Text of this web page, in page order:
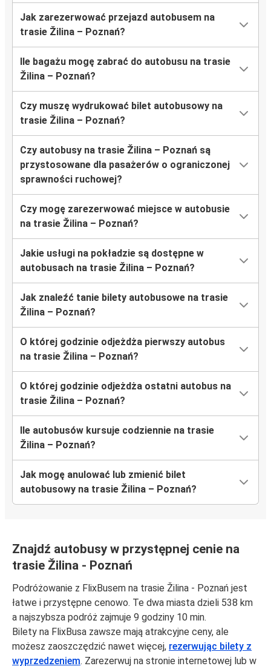
Jak zarezerwować przejazd autobusem na
trasie Žilina – Poznań?
Ile bagażu mogę zabrać do autobusu na trasie
Žilina – Poznań?
Czy muszę wydrukować bilet autobusowy na
trasie Žilina – Poznań?
Czy autobusy na trasie Žilina – Poznań są
przystosowane dla pasażerów o ograniczonej
sprawności ruchowej?
Czy mogę zarezerwować miejsce w autobusie
na trasie Žilina – Poznań?
Jakie usługi na pokładzie są dostępne w
autobusach na trasie Žilina – Poznań?
Jak znaleźć tanie bilety autobusowe na trasie
Žilina – Poznań?
O której godzinie odjeżdża pierwszy autobus
na trasie Žilina – Poznań?
O której godzinie odjeżdża ostatni autobus na
trasie Žilina – Poznań?
Ile autobusów kursuje codziennie na trasie
Žilina – Poznań?
Jak mogę anulować lub zmienić bilet
autobusowy na trasie Žilina – Poznań?
Znajdź autobusy w przystępnej cenie na
trasie Žilina - Poznań
Podróżowanie z FlixBusem na trasie Žilina - Poznań jest
łatwe i przystępne cenowo. Te dwa miasta dzieli 538 km
a najszybsza podróż zajmuje 9 godziny 10 min.
Bilety na FlixBusa zawsze mają atrakcyjne ceny, ale
możesz zaoszczędzić nawet więcej, rezerwując bilety z
wyprzedzeniem. Zarezerwuj na stronie internetowej lub w